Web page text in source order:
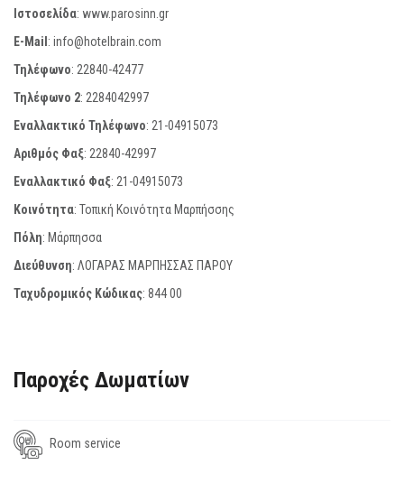
Ιστοσελίδα: www.parosinn.gr
E-Mail: info@hotelbrain.com
Τηλέφωνο: 22840-42477
Τηλέφωνο 2: 2284042997
Εναλλακτικό Τηλέφωνο: 21-04915073
Αριθμός Φαξ: 22840-42997
Εναλλακτικό Φαξ: 21-04915073
Κοινότητα: Τοπική Κοινότητα Μαρπήσσης
Πόλη: Μάρπησσα
Διεύθυνση: ΛΟΓΑΡΑΣ ΜΑΡΠΗΣΣΑΣ ΠΑΡΟΥ
Ταχυδρομικός Κώδικας: 844 00
Παροχές Δωματίων
Room service